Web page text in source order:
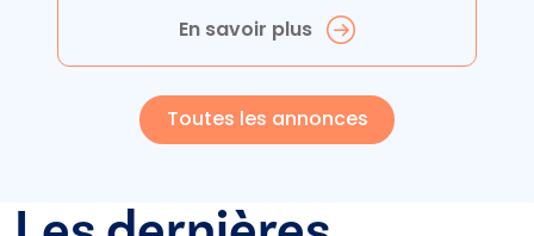
En savoir plus
Toutes les annonces